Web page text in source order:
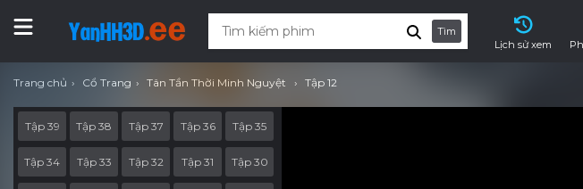
Tìm
Lịch sử xem
Trang chủ Cổ Trang Tân Tần Thời Minh Nguyệt Tập 12
Tập 39 Tập 38 Tập 37 Tập 36 Tập 35
Tập 34 Tập 33 Tập 32 Tập 31 Tập 30